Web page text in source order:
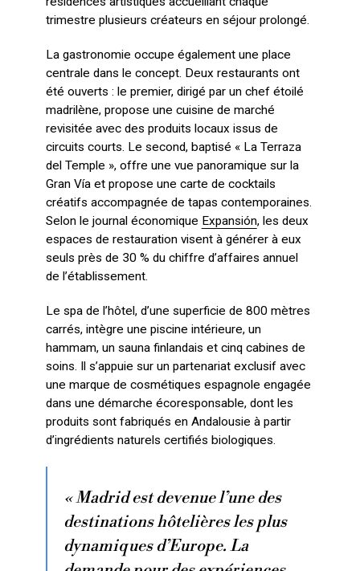
trimestre plusieurs créateurs en séjour prolongé.
La gastronomie occupe également une place
centrale dans le concept. Deux restaurants ont
été ouverts : le premier, dirigé par un chef étoilé
madrilène, propose une cuisine de marché
revisitée avec des produits locaux issus de
circuits courts. Le second, baptisé « La Terraza
del Temple », offre une vue panoramique sur la
Gran Vía et propose une carte de cocktails
créatifs accompagnée de tapas contemporaines.
Selon le journal économique Expansión, les deux
espaces de restauration visent à générer à eux
seuls près de 30 % du chiffre d’affaires annuel
de l’établissement.
Le spa de l’hôtel, d’une superficie de 800 mètres
carrés, intègre une piscine intérieure, un
hammam, un sauna finlandais et cinq cabines de
soins. Il s’appuie sur un partenariat exclusif avec
une marque de cosmétiques espagnole engagée
dans une démarche écoresponsable, dont les
produits sont fabriqués en Andalousie à partir
d’ingrédients naturels certifiés biologiques.
« Madrid est devenue l’une des
destinations hôtelières les plus
dynamiques d’Europe. La